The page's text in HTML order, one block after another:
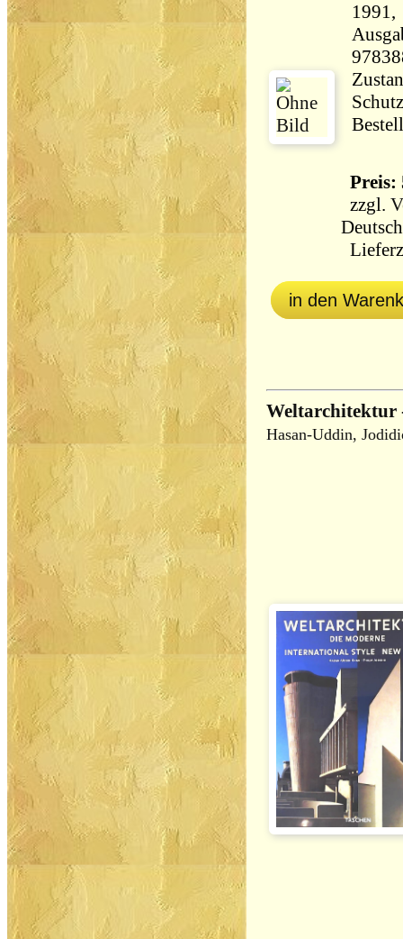
1991,
Preis:
zzgl.
in den
Weltarchitektur
Hasan-Uddin,